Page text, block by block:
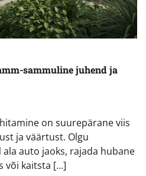
sammuline juhend ja
on suurepärane viis
ja väärtust. Olgu
auto jaoks, rajada hubane
või kaitsta […]